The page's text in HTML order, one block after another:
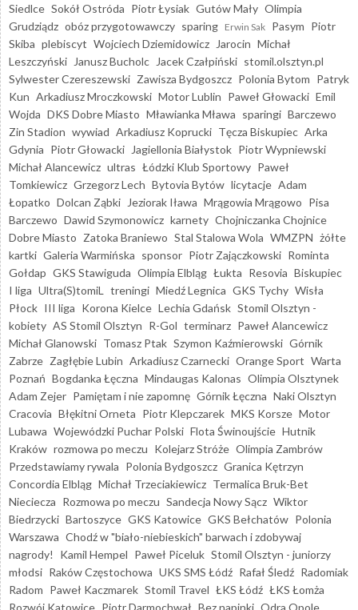
Siedlce Sokół Ostróda Piotr Łysiak Gutów Mały Olimpia
Grudziądz obóz przygotowawczy sparing Erwin Sak Pasym Piotr
Skiba plebiscyt Wojciech Dziemidowicz Jarocin Michał
Leszczyński
Janusz Bucholc Jacek Czałpiński stomil.olsztyn.pl
Sylwester Czereszewski Zawisza Bydgoszcz Polonia Bytom Patryk
Kun Arkadiusz Mroczkowski Motor Lublin Paweł Głowacki Emil
Wojda DKS Dobre Miasto Mławianka Mława sparingi Barczewo
Zin Stadion wywiad Arkadiusz Koprucki Tęcza Biskupiec Arka
Gdynia Piotr Głowacki Jagiellonia Białystok Piotr Wypniewski
Michał Alancewicz ultras Łódzki Klub Sportowy Paweł
Tomkiewicz Grzegorz Lech Bytovia Bytów licytacje Adam
Łopatko Dolcan Ząbki Jeziorak Iława Mrągowia Mrągowo Pisa
Barczewo Dawid Szymonowicz karnety Chojniczanka Chojnice
Dobre Miasto Zatoka Braniewo Stal Stalowa Wola WMZPN żółte
kartki Galeria Warmińska sponsor Piotr Zajączkowski Rominta
Gołdap GKS Stawiguda Olimpia Elbląg Łukta Resovia Biskupiec
I liga Ultra(S)tomiL treningi Miedź Legnica GKS Tychy Wisła
Płock III liga Korona Kielce Lechia Gdańsk Stomil Olsztyn -
kobiety AS Stomil Olsztyn R-Gol terminarz Paweł Alancewicz
Michał Glanowski Tomasz Ptak Szymon Kaźmierowski Górnik
Zabrze Zagłębie Lubin Arkadiusz Czarnecki Orange Sport Warta
Poznań Bogdanka Łęczna Mindaugas Kalonas Olimpia Olsztynek
Adam Zejer Pamiętam i nie zapomnę Górnik Łęczna Naki Olsztyn
Cracovia Błękitni Orneta Piotr Klepczarek MKS Korsze Motor
Lubawa Wojewódzki Puchar Polski Flota Świnoujście Hutnik
Kraków rozmowa po meczu Kolejarz Stróże Olimpia Zambrów
Przedstawiamy rywala Polonia Bydgoszcz Granica Kętrzyn
Concordia Elbląg Michał Trzeciakiewicz Termalica Bruk-Bet
Nieciecza Rozmowa po meczu Sandecja Nowy Sącz Wiktor
Biedrzycki Bartoszyce GKS Katowice GKS Bełchatów Polonia
Warszawa Chodź w "biało-niebieskich" barwach i zdobywaj
nagrody!
Kamil Hempel Paweł Piceluk Stomil Olsztyn - juniorzy
młodsi Raków Częstochowa UKS SMS Łódź Rafał Śledź Radomiak
Radom Paweł Kaczmarek Stomil Travel ŁKS Łódź ŁKS Łomża
Rozwój Katowice Piotr Darmochwał Bez napinki Odra Opole